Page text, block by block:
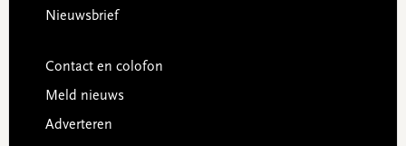
Nieuwsbrief
Contact en colofon
Meld nieuws
Adverteren